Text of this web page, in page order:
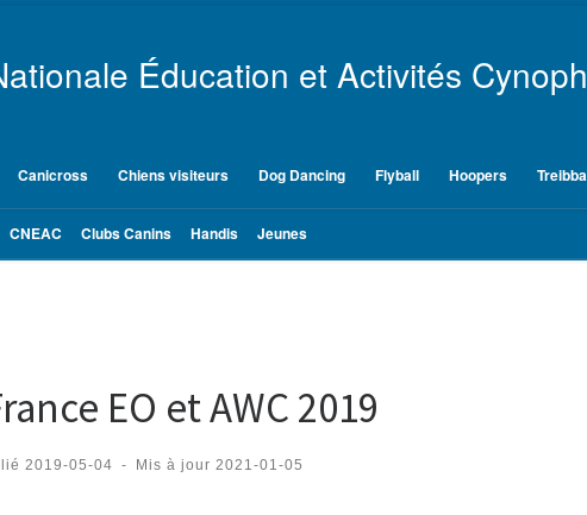
CNEAC Clubs Canins Handis Jeunes
Éducation et Activités
Canicross Chiens visiteurs Dog Dancing Flyball Hoopers
EO et AWC 2019
2019-05-04 - Mis à jour 2021-01-05